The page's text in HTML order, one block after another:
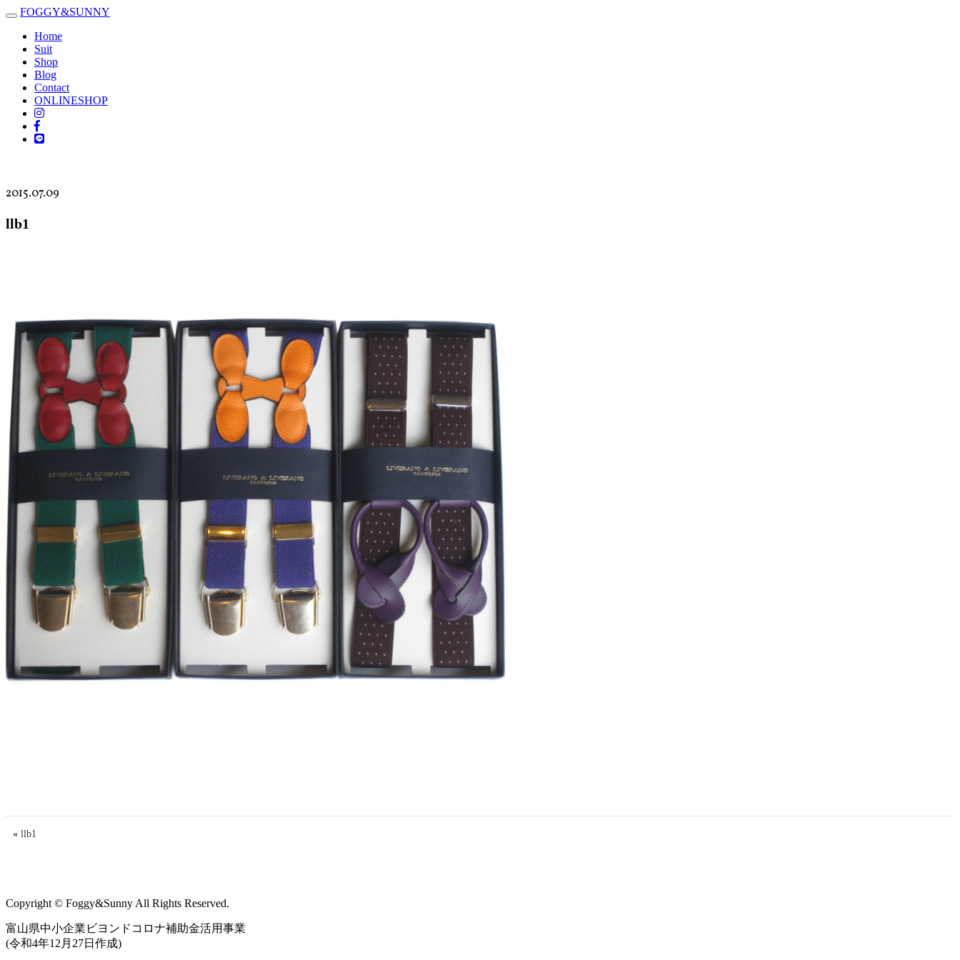
Toggle
navigation
FOGGY&SUNNY
Home
Suit
Shop
Blog
Contact
ONLINESHOP
2015.07.09
llb1
« llb1
Copyright © Foggy&Sunny All Rights Reserved.
富山県中小企業ビヨンドコロナ補助金活用事業
(令和4年12月27日作成)